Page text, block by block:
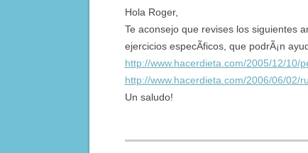
Hola Roger,
Te aconsejo que revises los siguientes
ejercicios especÃ­ficos, que podrÃ¡n
http://www.hacerdieta.com/2005/12/10/
http://www.hacerdieta.com/2006/06/02/
Un saludo!